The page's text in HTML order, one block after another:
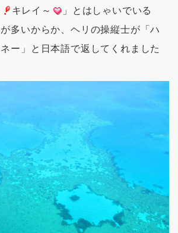
キレイ～
」とはしゃいでいる
多いからか、ヘリの操縦士が「ハ
ー」と日本語で返してくれました